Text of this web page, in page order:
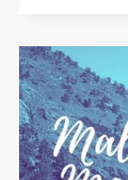
DE
UN